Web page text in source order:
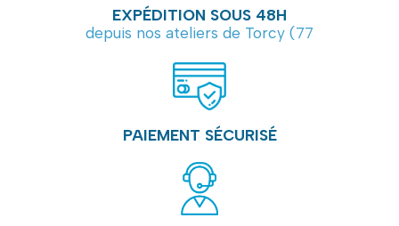
EXPÉDITION SOUS 48H
depuis nos ateliers de Torcy (77
PAIEMENT SÉCURISÉ